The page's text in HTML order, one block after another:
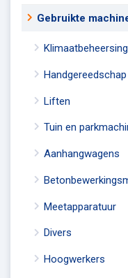
Gebruikte
Klimaatbeheersing
Handgereedschap
Liften
Tuin en
Aanhangwagens
Meetapparatuur
Divers
Hoogwerkers